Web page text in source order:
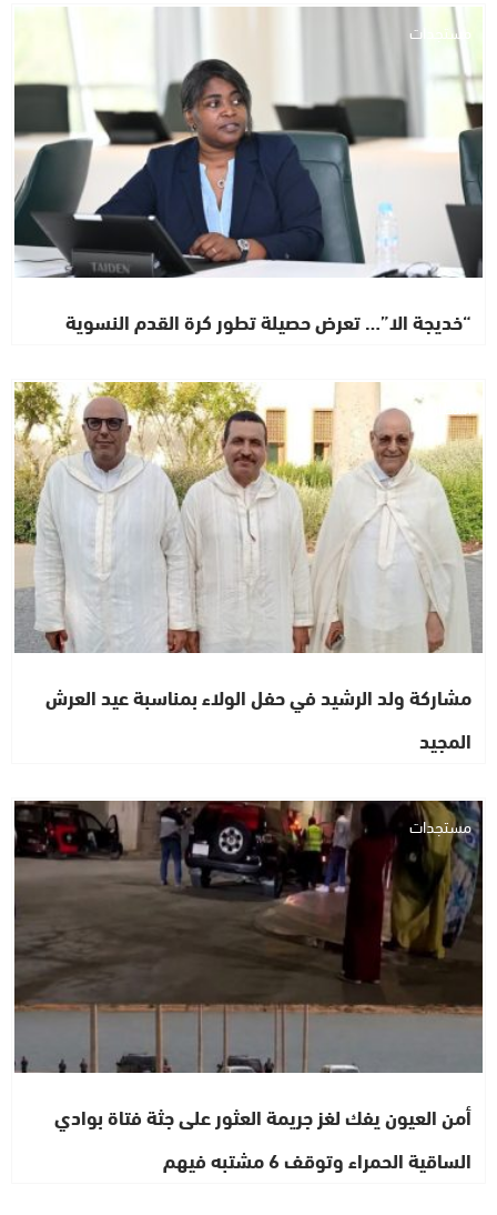
مستجدات
“خديجة الا”… تعرض حصيلة تطور كرة القدم النسوية
اشطاري
مشاركة ولد الرشيد في حفل الولاء بمناسبة عيد العرش
المجيد
مستجدات
أمن العيون يفك لغز جريمة العثور على جثة فتاة بوادي
الساقية الحمراء وتوقف 6 مشتبه فيهم